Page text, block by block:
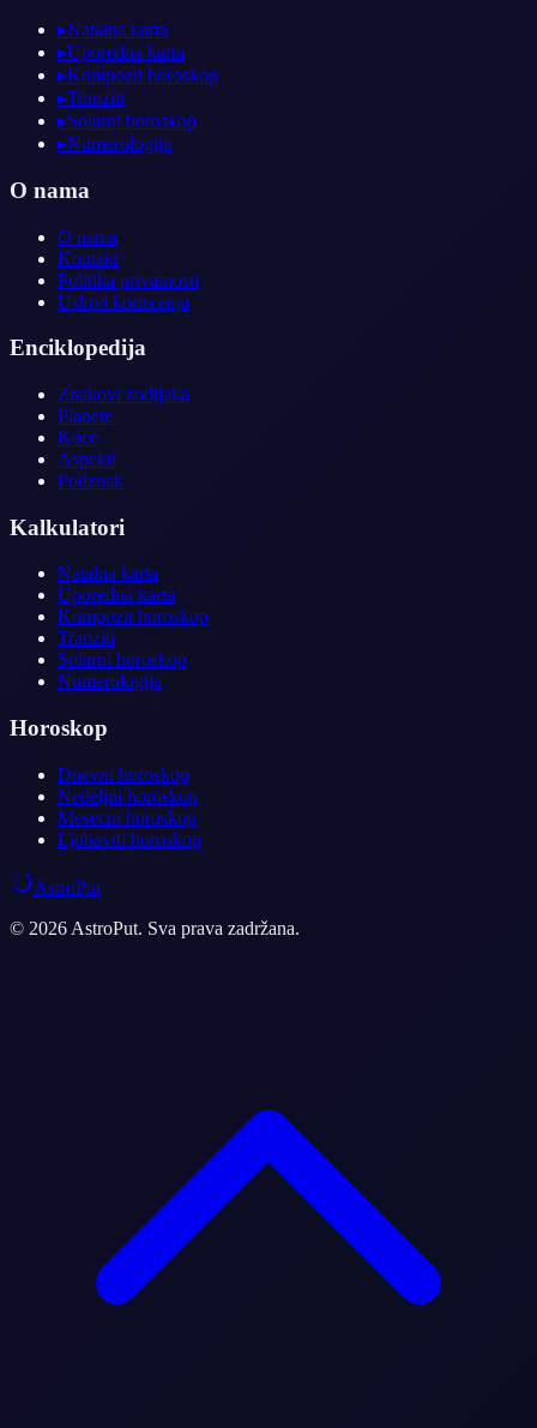
▸Natalna karta
▸Uporedna karta
▸Kompozit horoskop
▸Tranziti
▸Solarni horoskop
▸Numerologija
O nama
O nama
Kontakt
Politika privatnosti
Uslovi koriscenja
Enciklopedija
Znakovi zodijaka
Planete
Kuce
Aspekti
Podznak
Kalkulatori
Natalna karta
Uporedna karta
Kompozit horoskop
Tranziti
Solarni horoskop
Numerologija
Horoskop
Dnevni horoskop
Nedeljni horoskop
Mesecni horoskop
Ljubavni horoskop
AstroPut
© 2026 AstroPut. Sva prava zadržana.